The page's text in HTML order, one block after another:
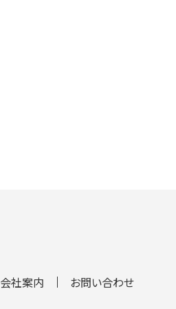
会社案内 お問い合わせ